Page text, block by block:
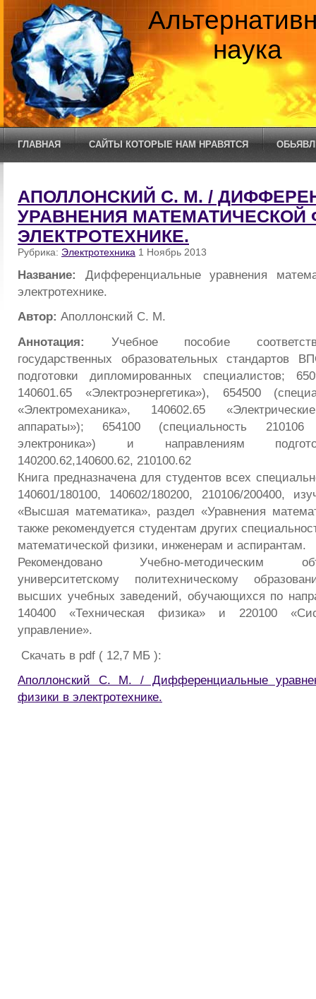
наука
ГЛАВНАЯ САЙТЫ КОТОРЫЕ НАМ НРАВЯТСЯ
АПОЛЛОНСКИЙ С. М. /
УРАВНЕНИЯ МАТЕМАТИЧЕСКОЙ
ЭЛЕКТРОТЕХНИКЕ.
Рубрика: Электротехника 1 Ноябрь 2013
Название: Дифференциальные уравнения
электротехнике.
Автор: Аполлонский С. М.
Аннотация: Учебное пособие
государственных образовательных стандартов
подготовки дипломированных специалистов;
140601.65 «Электроэнергетика»), 654500
«Электромеханика», 140602.65
аппараты»); 654100 (специальность
электроника») и направлениям
140200.62,140600.62, 210100.62
Книга предназначена для студентов всех
140601/180100, 140602/180200, 210106/200400,
«Высшая математика», раздел «Уравнения
также рекомендуется студентам других
математической физики, инженерам и аспирантам.
Рекомендовано Учебно-методическим
университетскому политехническому
высших учебных заведений, обучающихся по
140400 «Техническая физика» и 220100
управление».
Скачать в pdf ( 12,7 МБ ):
Аполлонский С. М. / Дифференциальные
физики в электротехнике.